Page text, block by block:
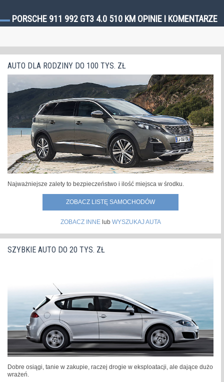
PORSCHE 911 992 GT3 4.0 510 KM OPINIE I KOMENTARZE
AUTO DLA RODZINY DO 100 TYS. ZŁ
Najważniejsze zalety to bezpieczeństwo i ilość miejsca w środku.
ZOBACZ LISTĘ SAMOCHODÓW
ZOBACZ INNElub WYSZUKAJ AUTA
SZYBKIE AUTO DO 20 TYS. ZŁ
Dobre osiągi, tanie w zakupie, raczej drogie w eksploatacji, ale dające dużo
wrażeń.